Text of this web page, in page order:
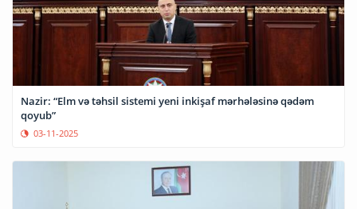
Nazir: “Elm və təhsil sistemi yeni inkişaf mərhələsinə qədəm
qoyub”
03-11-2025